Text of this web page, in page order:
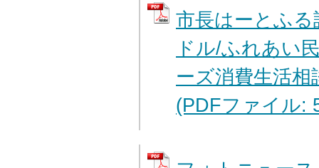
市長はーとふ
ドル/ふれあい
ーズ消費生活相
(PDFファイル: